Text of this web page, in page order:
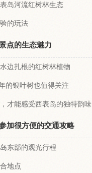
岛河流红树林生态
的玩法
点的生态魅力
边扎根的红树林植物
的银叶树也值得关注
才能感受西表岛的独特韵味
加很方便的交通攻略
东部的观光行程
地点